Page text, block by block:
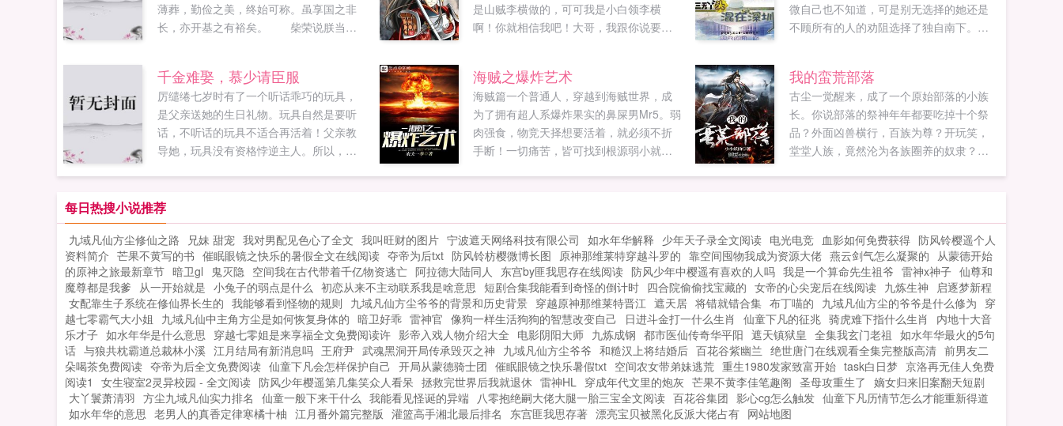
薄葬，勤俭之美，终始可称。虽享国之非
长，亦开基之有裕矣。 柴荣说朕当以
是山贼李横做的，可可我是小白领李横
啊！你就相信我吧！大哥，我跟你说要想
是嘛？可是，李横知道孙策根本就不会听
自己的废话。没办法了！要想活命，只能
和他拼了如果您喜欢三国开局被孙策追
杀，别忘记分享给朋友...
微自己也不知道，可是别无选择的她还是
不顾所有的人的劝阻选择了独自南下。从
欢，甚至被追捧深圳十年，她最终褪去一
身青涩，从一个对社会一无所知的小女
生，摇身一变，成了一个流刃有余的小女
子。十年，最美的青春。十年，虽然没有
做出什么轰轰烈烈的大事，但是也混的有
滋有味，乐在其中。被卖跳槽升职，罢工
但无论如何，都有憾无悔。如果生命可以
重来，她还会做出同样的选择如果您喜欢
三无丫头混在深圳，别忘记分享给朋友...
千金难娶，慕少请臣服
厉缱绻七岁时有了一个听话乖巧的玩具，
是父亲送她的生日礼物。玩具自然是要听
话，不听话的玩具不适合再活着！父亲教
导她，玩具没有资格悖逆主人。所以，那
海贼之爆炸艺术
海贼篇一个普通人，穿越到海贼世界，成
为了拥有超人系爆炸果实的鼻屎男Mr5。弱
肉强食，物竞天择想要活着，就必须不折
手断！一切痛苦，皆可找到根源弱小就是
界？只为了寻找我这个爸爸？突然有一
天，一个国色天香至真至纯，年龄与自己
一样的天仙女孩，叫自己爸爸，说是自己
的女儿，叶辰就直接傻了。注时间线就是
渣，大家无视就好！PS海贼厌世之歌妖尾
之金金果实请大家多支持，十分感谢！如
果您喜欢海贼之爆炸艺术，别忘记分享给
朋友...
我的蛮荒部落
古尘一觉醒来，成了一个原始部落的小族
长。你说部落的祭神年年都要吃掉十个祭
品？外面凶兽横行，百族为尊？开玩笑，
堂堂人族，竟然沦为各族圈养的奴隶？古
（423143643）...
每日热搜小说推荐
九域凡仙方尘修仙之路 兄妹 甜宠 我对男配见色心了全文 我叫旺财的图片 宁波遮天网络科技有限公司 如水年华解释 少年天子录全文阅读 电光电竞 血影如何免费获得 防风铃樱遥个人
资料简介 芒果不黄写的书 催眠眼镜之快乐的暑假全文在线阅读 夺帝为后txt 防风铃枋樱微博长图 原神那维莱特穿越斗罗的 靠空间囤物我成为资源大佬 燕云剑气怎么凝聚的 从蒙德开始
的原神之旅最新章节 暗卫gl 鬼灭隐 空间我在古代带着千亿物资逃亡 阿拉德大陆同人 东宫by匪我思存在线阅读 防风少年中樱遥有喜欢的人吗 我是一个算命先生祖爷 雷神x神子 仙尊和
魔尊都是我爹 从一开始就是 小兔子的弱点是什么 初恋从来不主动联系我是啥意思 短剧合集我能看到奇怪的倒计时 四合院偷偷找宝藏的 女帝的心尖宠后在线阅读 九炼生神
启逐梦新程
女配靠生子系统在修仙界长生的 我能够看到怪物的规则 九域凡仙方尘爷爷的背景和历史背景 穿越原神那维莱特晋江 遮天居 将错就错合集 布丁喵的 九域凡仙方尘的爷爷是什么修为 穿
越七零霸气大小姐
九域凡仙中主角方尘是如何恢复身体的 暗卫好乖 雷神官 像狗一样生活狗狗的智慧改变自己 日进斗金打一什么生肖 仙童下凡的征兆 骑虎难下指什么生肖
内地十大音
乐才子 如水年华是什么意思 穿越七零姐是来享福全文免费阅读许 影帝入戏人物介绍大全 电影阴阳大师 九炼成钢 都市医仙传奇华平阳 遮天镇狱皇 全集我玄门老祖 如水年华最火的5句
话 与狼共枕霸道总裁林小溪 江月结局有新消息吗 王府尹 武魂黑洞开局传承毁灭之神 九域凡仙方尘爷爷 和糙汉上将结婚后 百花谷紫幽兰 绝世唐门在线观看全集完整版高清 前男友二
朵喝茶免费阅读 夺帝为后全文免费阅读 仙童下凡会怎样保护自己 开局从蒙德骑士团 催眠眼镜之快乐暑假txt 空间农女带弟妹逃荒 重生1980发家致富开始 task白日梦 京洛再无佳人免费
阅读1
女生寝室2灵异校园 - 全文阅读 防风少年樱遥第几集笑众人看呆 拯救完世界后我就退休 雷神HL 穿成年代文里的炮灰 芒果不黄李佳笔趣阁 圣母攻重生了 嫡女归来旧案翻天短剧
大丫鬟萧清羽 方尘九域凡仙实力排名 仙童一般下来干什么 我能看见怪诞的异端 八零抱绝嗣大佬大腿一胎三宝全文阅读 百花谷集团 影心cg怎么触发 仙童下凡历情节怎么才能重新得道
如水年华的意思 老男人的真香定律寒橘十柚 江月番外篇完整版 灌篮高手湘北最后排名 东宫匪我思存著 漂亮宝贝被黑化反派大佬占有 网站地图